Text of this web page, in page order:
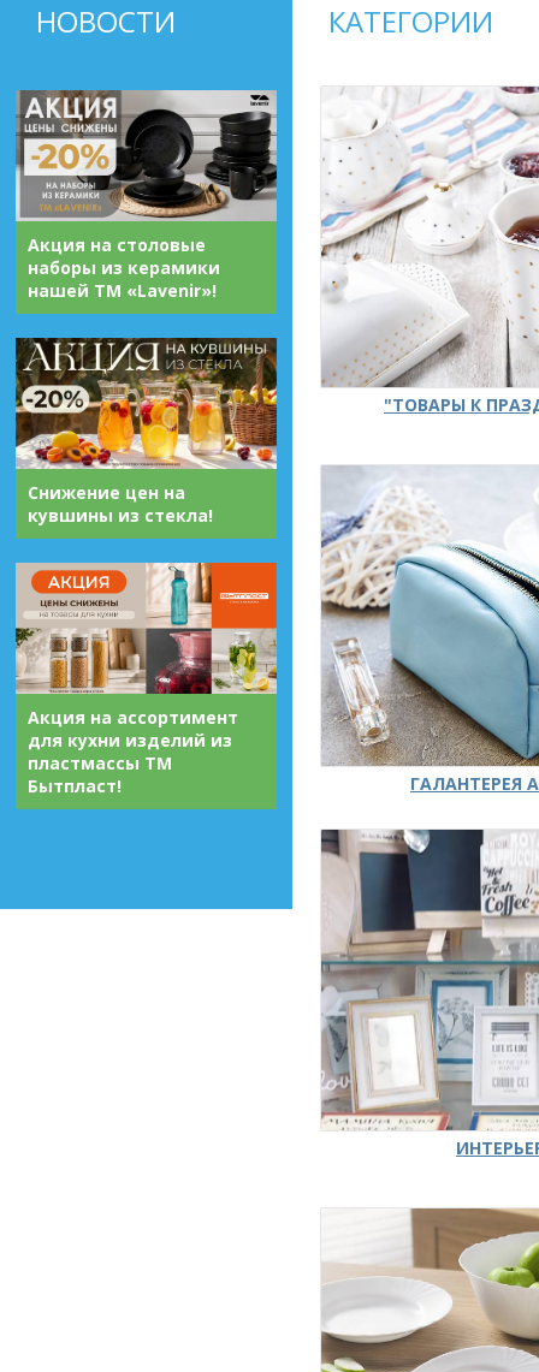
НОВОСТИ
Акция на столовые
наборы из керамики
нашей ТМ «Lavenir»!
Снижение цен на
кувшины из стекла!
Акция на ассортимент
для кухни изделий из
пластмассы ТМ
Бытпласт!
КАТЕГОРИИ
"ТОВАРЫ К
ГАЛАНТЕРЕЯ